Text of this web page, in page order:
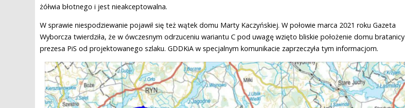
żółwia błotnego i jest nieakceptowalna.
W sprawie niespodziewanie pojawił się też wątek domu Marty Kaczyńskiej. W połowie marca 2021 roku Gazeta
Wyborcza twierdziła, że w ówczesnym odrzuceniu wariantu C pod uwagę wzięto bliskie położenie domu bratanicy
prezesa PiS od projektowanego szlaku. GDDKiA w specjalnym komunikacie zaprzeczyła tym informacjom.